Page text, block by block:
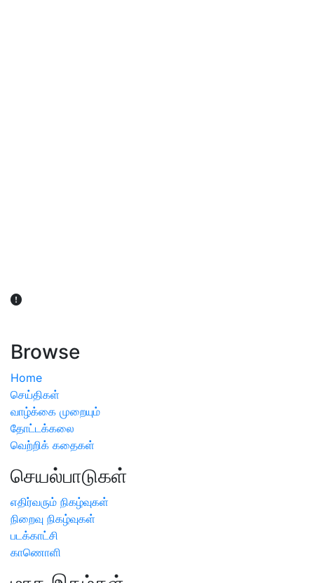
Browse
Home
செய்திகள்
வாழ்க்கை முறையும்
தோட்டக்கலை
வெற்றிக் கதைகள்
செயல்பாடுகள்
எதிர்வரும் நிகழ்வுகள்
நிறைவு நிகழ்வுகள்
படக்காட்சி
காணொளி